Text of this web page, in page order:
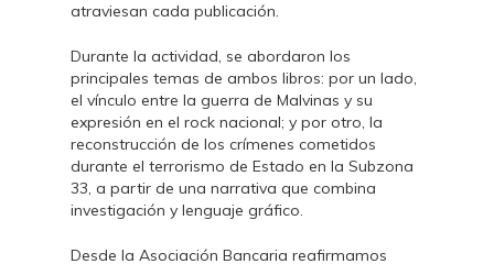
atraviesan cada publicación.
Durante la actividad, se abordaron los
principales temas de ambos libros: por un lado,
el vínculo entre la guerra de Malvinas y su
expresión en el rock nacional; y por otro, la
reconstrucción de los crímenes cometidos
durante el terrorismo de Estado en la Subzona
33, a partir de una narrativa que combina
investigación y lenguaje gráfico.
Desde la Asociación Bancaria reafirmamos